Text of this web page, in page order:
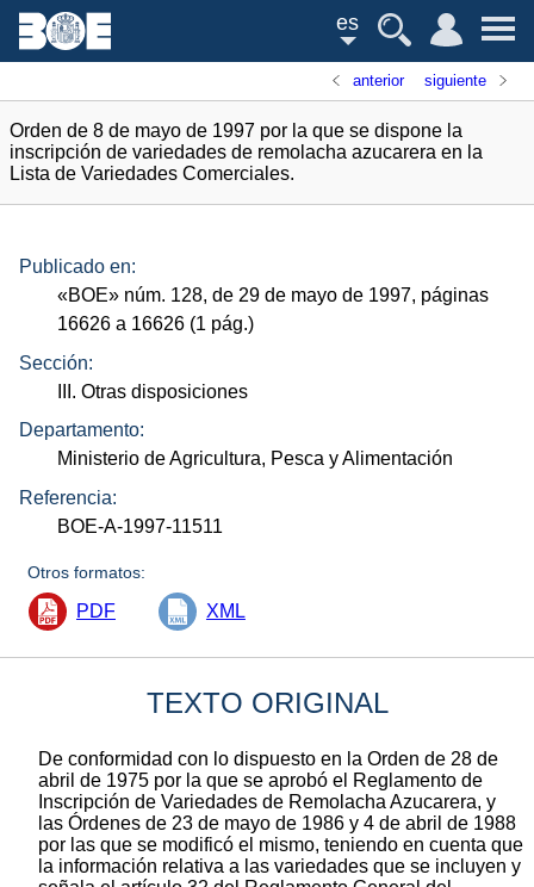
es
anterior siguiente
Orden de 8 de mayo de 1997 por la que se dispone la
inscripción de variedades de remolacha azucarera en la
Lista de Variedades Comerciales.
Publicado en:
«BOE» núm. 128, de 29 de mayo de 1997, páginas
16626 a 16626 (1 pág.)
Sección:
III. Otras disposiciones
Departamento:
Ministerio de Agricultura, Pesca y Alimentación
Referencia:
BOE-A-1997-11511
Otros formatos:
PDF XML
TEXTO ORIGINAL
De conformidad con lo dispuesto en la Orden de 28 de
abril de 1975 por la que se aprobó el Reglamento de
Inscripción de Variedades de Remolacha Azucarera, y
las Órdenes de 23 de mayo de 1986 y 4 de abril de 1988
por las que se modificó el mismo, teniendo en cuenta que
la información relativa a las variedades que se incluyen y